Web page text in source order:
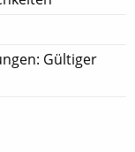
Gültiger